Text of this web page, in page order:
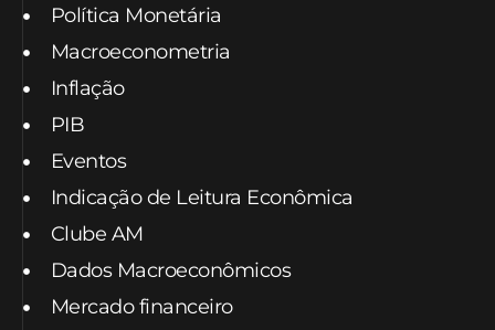
Política Monetária
Macroeconometria
Inflação
PIB
Eventos
Indicação de Leitura Econômica
Clube AM
Dados Macroeconômicos
Mercado financeiro